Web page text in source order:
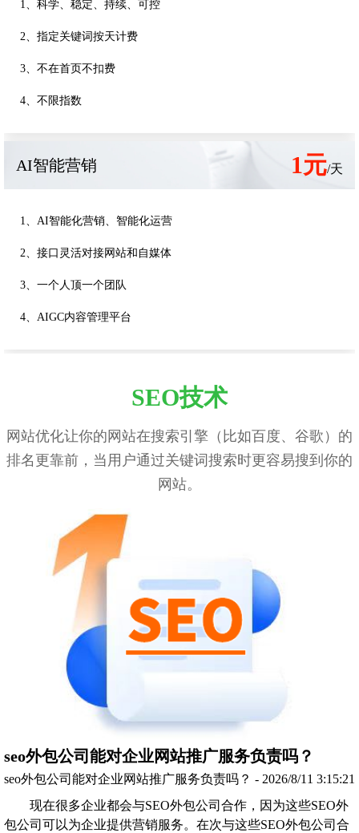
1、科学、稳定、持续、可控
2、指定关键词按天计费
3、不在首页不扣费
4、不限指数
AI智能营销 1元/天
1、AI智能化营销、智能化运营
2、接口灵活对接网站和自媒体
3、一个人顶一个团队
4、AIGC内容管理平台
SEO技术
网站优化让你的网站在搜索引擎（比如百度、谷歌）的
排名更靠前，当用户通过关键词搜索时更容易搜到你的
网站。
seo外包公司能对企业网站推广服务负责吗？
seo外包公司能对企业网站推广服务负责吗？ - 2026/8/11 3:15:21
现在很多企业都会与SEO外包公司合作，因为这些SEO外
包公司可以为企业提供营销服务。在次与这些SEO外包公司合